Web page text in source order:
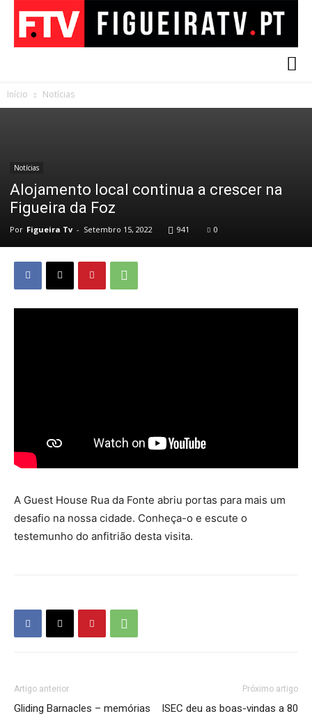
Início Notícias
Notícias
Alojamento local continua a crescer na
Figueira da Foz
Por Figueira Tv - Setembro 15, 2022 941 0
A Guest House Rua da Fonte abriu portas para mais um
desafio na nossa cidade. Conheça-o e escute o
testemunho do anfitrião desta visita.
Artigo anterior
Gliding Barnacles – memórias
Próximo artigo
ISEC deu as boas-vindas a 80